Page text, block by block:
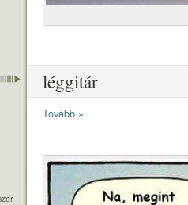
léggitár
Tovább »